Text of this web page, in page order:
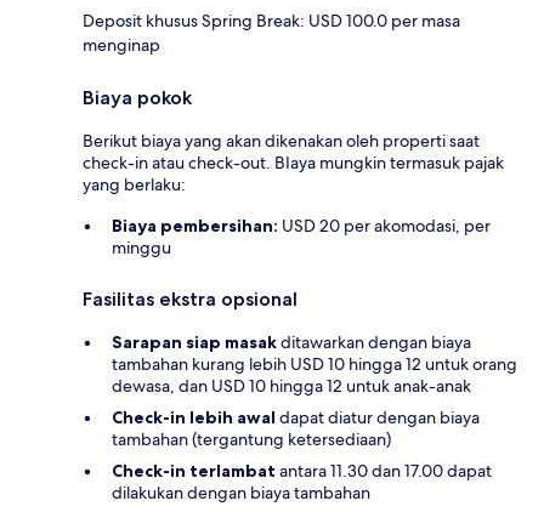
Deposit khusus Spring Break: USD 100.0 per masa
menginap
Biaya pokok
Berikut biaya yang akan dikenakan oleh properti saat
check-in atau check-out. BIaya mungkin termasuk pajak
yang berlaku:
Biaya pembersihan: USD 20 per akomodasi, per
minggu
Fasilitas ekstra opsional
Sarapan siap masakditawarkan dengan biaya
tambahan kurang lebih USD 10 hingga 12 untuk orang
dewasa, dan USD 10 hingga 12 untuk anak-anak
Check-in lebih awal dapat diatur dengan biaya
tambahan (tergantung ketersediaan)
Check-in terlambat antara 11.30 dan 17.00 dapat
dilakukan dengan biaya tambahan